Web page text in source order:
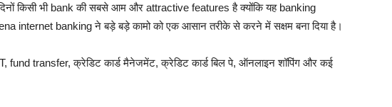
दिनों किसी भी bank की सबसे आम और attractive features है क्योंकि यह banking
internet banking ने बड़े बड़े कामो को एक आसान तरीके से करने में सक्षम बना दिया है।
transfer, क्रेडिट कार्ड मैनेजमेंट, क्रेडिट कार्ड बिल पे, ऑनलाइन शॉपिंग और कई